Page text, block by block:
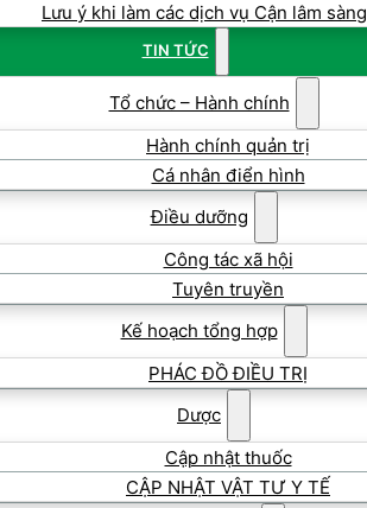
Lưu ý khi làm các dịch vụ Cận lâm sàng
TIN TỨC
Tổ chức – Hành chính
Hành chính quản trị
Cá nhân điển hình
Điều dưỡng
Công tác xã hội
Tuyên truyền
Kế hoạch tổng hợp
PHÁC ĐỒ ĐIỀU TRỊ
Dược
Cập nhật thuốc
CẬP NHẬT VẬT TƯ Y TẾ